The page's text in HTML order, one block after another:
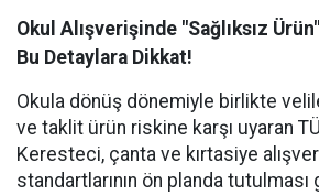
Okul Alışverişinde "Sağlıksız
Bu Detaylara Dikkat!
Okula dönüş dönemiyle birlikte
ve taklit ürün riskine karşı uyaran
Keresteci, çanta ve kırtasiye
standartlarının ön planda